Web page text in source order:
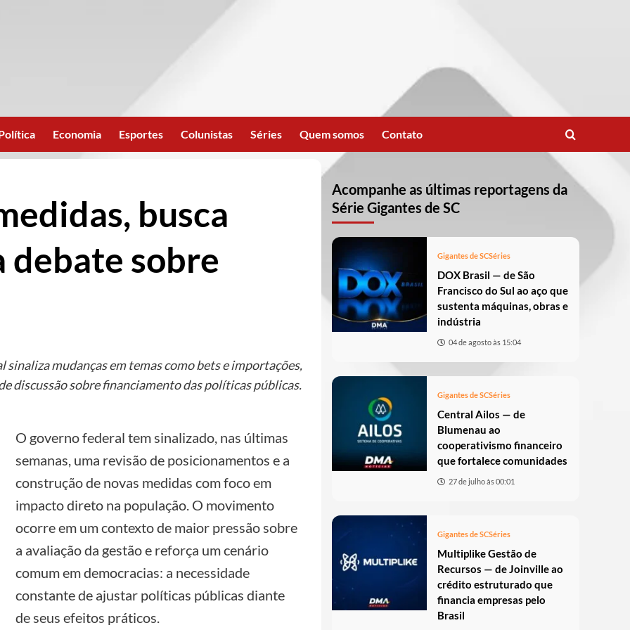
Economia Esportes Colunistas Séries Quem somos Contato
busca
debate sobre
sinaliza mudanças em temas como bets e importações,
discussão sobre financiamento das políticas públicas.
O governo federal tem sinalizado, nas últimas
semanas, uma revisão de posicionamentos e a
construção de novas medidas com foco em
impacto direto na população. O movimento
ocorre em um contexto de maior pressão sobre
a avaliação da gestão e reforça um cenário
comum em democracias: a necessidade
constante de ajustar políticas públicas diante
de seus efeitos práticos.
Acompanhe as últimas reportagens da
Série Gigantes de SC
Gigantes de SCSéries
DOX Brasil — de São
Francisco do Sul ao aço que
sustenta máquinas, obras e
indústria
04 de agosto às 15:04
Gigantes de SCSéries
Central Ailos — de
Blumenau ao
cooperativismo financeiro
que fortalece comunidades
27 de julho às 00:01
Gigantes de SCSéries
Multiplike Gestão de
Recursos — de Joinville ao
crédito estruturado que
financia empresas pelo
Brasil